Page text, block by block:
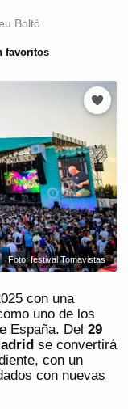
Boltó
favoritos
Foto: festival Tomavistas
con una
uno de los
España. Del 29
se convertirá
con un
con nuevas